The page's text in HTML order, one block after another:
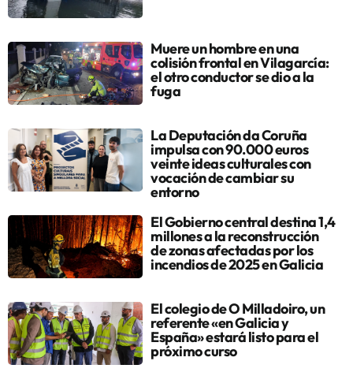
Muere un hombre en una
colisión frontal en Vilagarcía:
el otro conductor se dio a la
fuga
La Deputación da Coruña
impulsa con 90.000 euros
veinte ideas culturales con
vocación de cambiar su
entorno
El Gobierno central destina 1,4
millones a la reconstrucción
de zonas afectadas por los
incendios de 2025 en Galicia
El colegio de O Milladoiro, un
referente «en Galicia y
España» estará listo para el
próximo curso